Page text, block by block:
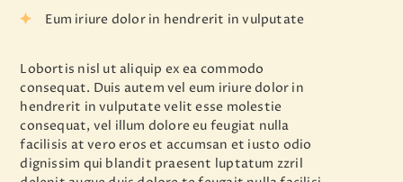
Eum iriure dolor in hendrerit in vulputate
Lobortis nisl ut aliquip ex ea commodo
consequat. Duis autem vel eum iriure dolor in
hendrerit in vulputate velit esse molestie
consequat, vel illum dolore eu feugiat nulla
facilisis at vero eros et accumsan et iusto odio
dignissim qui blandit praesent luptatum zzril